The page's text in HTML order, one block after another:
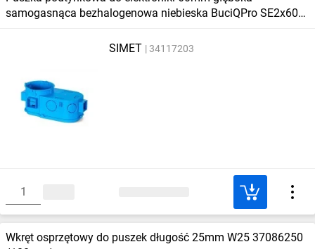
samogasnąca bezhalogenowa niebieska BuciQPro SE2x60D
SIMET
34117203
Wkręt osprzętowy do puszek długość 25mm W25 37086250